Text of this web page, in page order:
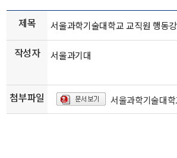
제목 서울과학기술대학교 교직원 행동
작성자 서울과기대
첨부파일 서울과학기술대